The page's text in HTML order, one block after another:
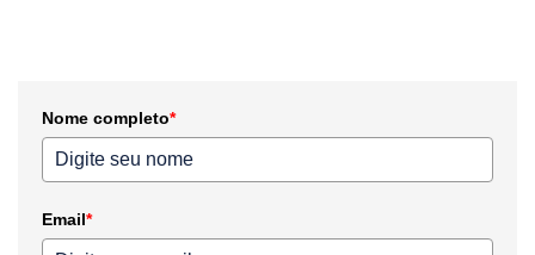
Nome completo*
Email*